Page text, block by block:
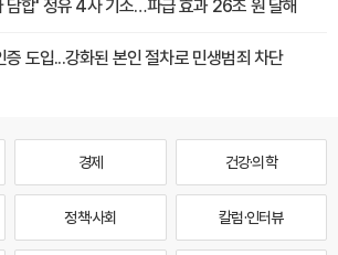
담합' 정유 4사 기소…파급 효과 26조 원 달해
도입...강화된 본인 절차로 민생범죄 차단
경제 건강·의학
정책·사회 칼럼·인터뷰